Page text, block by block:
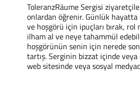
ToleranzRäume Sergisi
onlardan öğrenir. Günlük hayatta
ve hoşgörü için ipuçları bırak, rol
ilham al ve neye tahammül
hoşgörünün senin için nerede
tartış. Serginin bizzat içinde
web sitesinde veya sosyal